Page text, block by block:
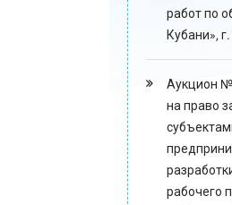
работ по
Кубани»,
Аукцион №
на право
рабочего